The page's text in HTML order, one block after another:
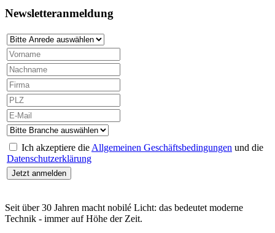
Newsletteranmeldung
Ich akzeptiere die Allgemeinen Geschäftsbedingungen und die
Datenschutzerklärung
Seit über 30 Jahren macht nobilé Licht: das bedeutet moderne
Technik - immer auf Höhe der Zeit.